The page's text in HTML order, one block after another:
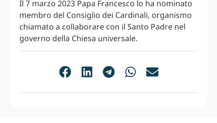
Il 7 marzo 2023 Papa Francesco lo ha nominato
membro del Consiglio dei Cardinali, organismo
chiamato a collaborare con il Santo Padre nel
governo della Chiesa universale.